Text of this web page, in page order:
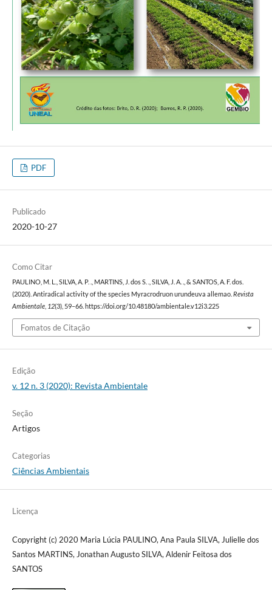
PDF
Publicado
2020-10-27
Como Citar
PAULINO, M. L., SILVA, A. P. ., MARTINS, J. dos S. ., SILVA, J. A. ., & SANTOS, A. F. dos.
(2020). Antiradical activity of the species Myracrodruon urundeuva allemao. Revista
Ambientale, 12(3), 59–66. https://doi.org/10.48180/ambientale.v12i3.225
Fomatos de Citação
Edição
v. 12 n. 3 (2020): Revista Ambientale
Seção
Artigos
Categorias
Ciências Ambientais
Licença
Copyright (c) 2020 Maria Lúcia PAULINO, Ana Paula SILVA, Julielle dos
Santos MARTINS, Jonathan Augusto SILVA, Aldenir Feitosa dos
SANTOS